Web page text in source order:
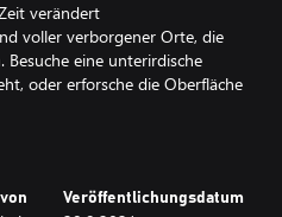
verändert
voller verborgener Orte, die
eine unterirdische
oder erforsche die Oberfläche
Umgebungen und
Veröffentlichungsdatum